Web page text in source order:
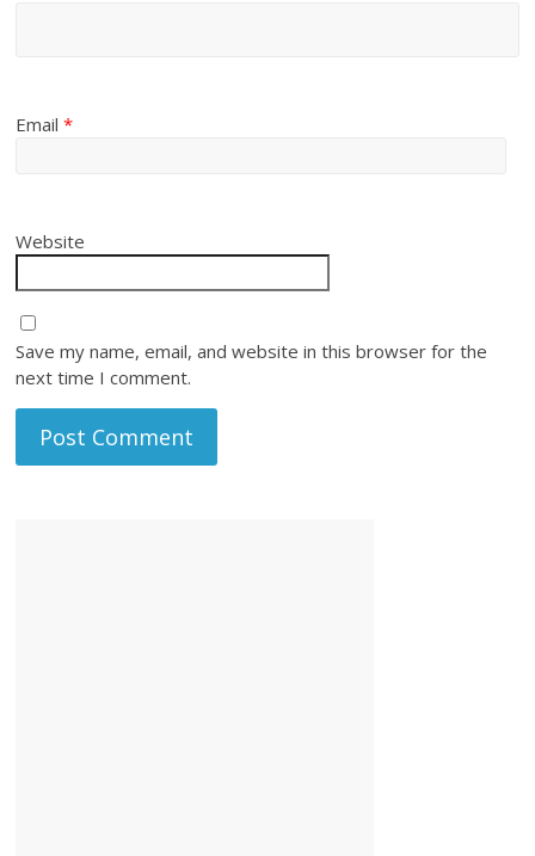
Email*
Website
Save my name, email, and website in this browser for the
next time I comment.